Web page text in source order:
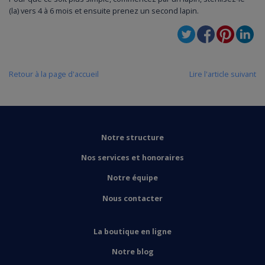
(la) vers 4 à 6 mois et ensuite prenez un second lapin.
Retour à la page d'accueil Lire l'article suivant
Notre structure
Nos services et honoraires
Notre équipe
Nous contacter
La boutique en ligne
Notre blog